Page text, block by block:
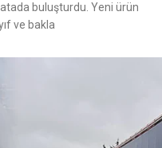
buluşturdu. Yeni ürün
ve bakla